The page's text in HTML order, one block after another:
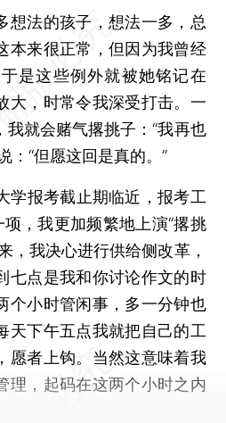
法的孩子，想法一多，总
本来很正常，但因为我曾经
是这些例外就被她铭记在
大，时常令我深受打击。一
我就会赌气撂挑子：“我再也
：“但愿这回是真的。”
报考截止期临近，报考工
项，我更加频繁地上演“撂挑
，我决心进行供给侧改革，
七点是我和你讨论作文的时
个小时管闲事，多一分钟也
天下午五点我就把自己的工
愿者上钩。当然这意味着我
理，起码在这两个小时之内